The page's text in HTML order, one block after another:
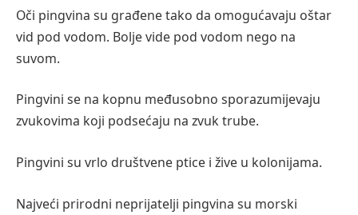
Oči pingvina su građene tako da omogućavaju oštar
vid pod vodom. Bolje vide pod vodom nego na
suvom.
Pingvini se na kopnu međusobno sporazumijevaju
zvukovima koji podsećaju na zvuk trube.
Pingvini su vrlo društvene ptice i žive u kolonijama.
Najveći prirodni neprijatelji pingvina su morski